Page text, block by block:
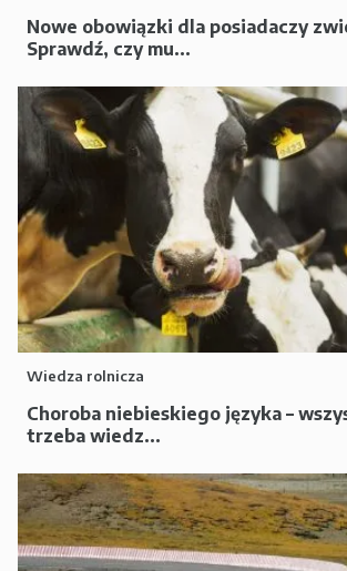
Nowe obowiązki dla posiadaczy
Sprawdź, czy mu...
Wiedza rolnicza
Choroba niebieskiego języka –
trzeba wiedz...